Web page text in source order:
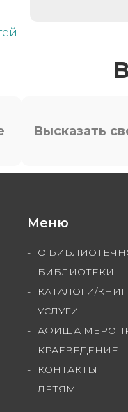
Высказать
Меню
О
БИБЛИОТЕКИ
КАТАЛОГИ/
УСЛУГИ
АФИША
КРАЕВЕДЕНИЕ
КОНТАКТЫ
ДЕТЯМ